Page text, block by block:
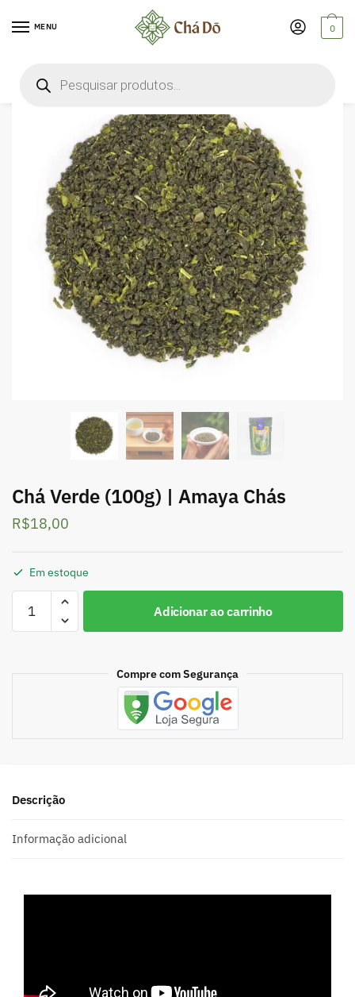
MENU 0
Chá Verde (100g) | Amaya Chás
R$18,00
Em estoque
Adicionar ao carrinho
Compre com Segurança
Descrição
Informação adicional